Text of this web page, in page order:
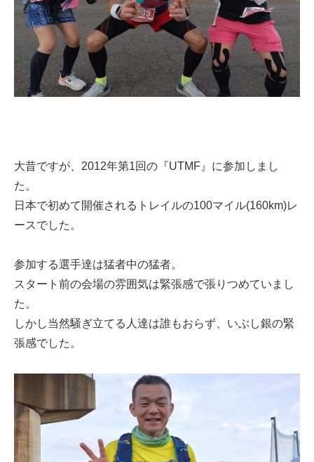
大昔ですが、2012年第1回の『UTMF』に参加しまし
た。
日本で初めて開催されるトレイルの100マイル(160km)レ
ースでした。
参加する選手達は猛者中の猛者。
スタート前の会場の雰囲気は緊張感で張りつめていまし
た。
しかし当然騒ぎ立てる人達は誰もおらず、いぶし銀の緊
張感でした。